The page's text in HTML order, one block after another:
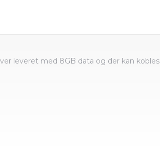
leveret med 8GB data og der kan kobles